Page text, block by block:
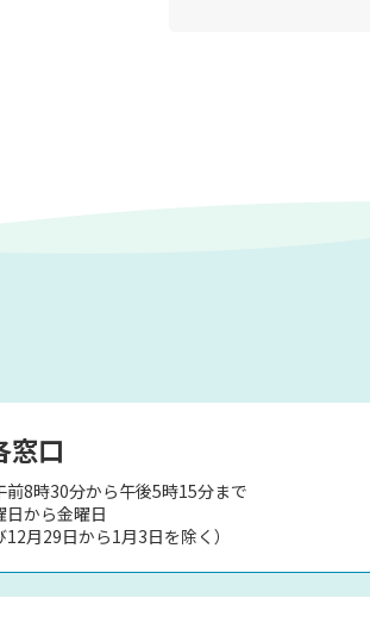
窓口
前8時30分から午後5時15分まで
日から金曜日
12月29日から1月3日を除く）